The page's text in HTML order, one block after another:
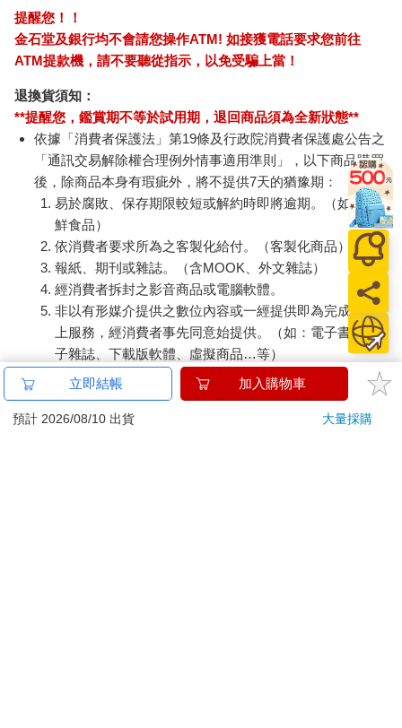
提醒您！！
金石堂及銀行均不會請您操作ATM! 如接獲電話要求您前往
ATM提款機，請不要聽從指示，以免受騙上當！
退換貨須知：
**提醒您，鑑賞期不等於試用期，退回商品須為全新狀態**
依據「消費者保護法」第19條及行政院消費者保護處公告之
「通訊交易解除權合理例外情事適用準則」，以下商品購買
後，除商品本身有瑕疵外，將不提供7天的猶豫期：
易於腐敗、保存期限較短或解約時即將逾期。（如：生
鮮食品）
依消費者要求所為之客製化給付。（客製化商品）
報紙、期刊或雜誌。（含MOOK、外文雜誌）
經消費者拆封之影音商品或電腦軟體。
非以有形媒介提供之數位內容或一經提供即為完成之線
上服務，經消費者事先同意始提供。（如：電子書、電
子雜誌、下載版軟體、虛擬商品…等）
已拆封之個人衛生用品。（如：內衣褲、刮鬍刀、除毛
刀…等）
若非上列種類商品，均享有到貨7天的猶豫期（含例假
立即結帳 加入購物車
預計 2026/08/10 出貨 大量採購